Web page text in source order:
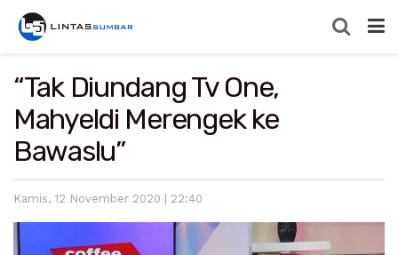
“Tak Diundang Tv One,
Mahyeldi Merengek ke
Bawaslu”
Kamis, 12 November 2020 | 22:40